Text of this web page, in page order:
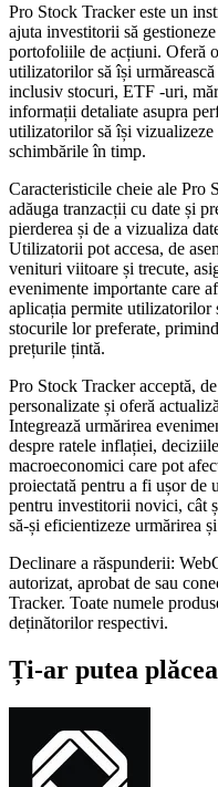
Pro Stock Tracker este un
ajuta investitorii să
portofoliile de acțiuni. Oferă
utilizatorilor să își
inclusiv stocuri, ETF -uri,
informații detaliate asupra
utilizatorilor să își vizualizeze
schimbările în timp.
Caracteristicile cheie ale Pro
adăuga tranzacții cu date și
pierderea și de a vizualiza
Utilizatorii pot accesa, de
venituri viitoare și trecute,
evenimente importante care
aplicația permite utilizatorilor
stocurile lor preferate,
prețurile țintă.
Pro Stock Tracker acceptă,
personalizate și oferă
Integrează urmărirea
despre ratele inflației,
macroeconomici care pot
proiectată pentru a fi ușor de
pentru investitorii novici, cât
să-și eficientizeze urmărirea
Declinare a răspunderii:
autorizat, aprobat de sau
Tracker. Toate numele
deținătorilor respectivi.
Ți-ar putea